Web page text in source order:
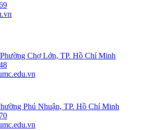
Chợ Lớn, TP. Hồ Chí Minh
Phú Nhuận, TP. Hồ Chí Minh